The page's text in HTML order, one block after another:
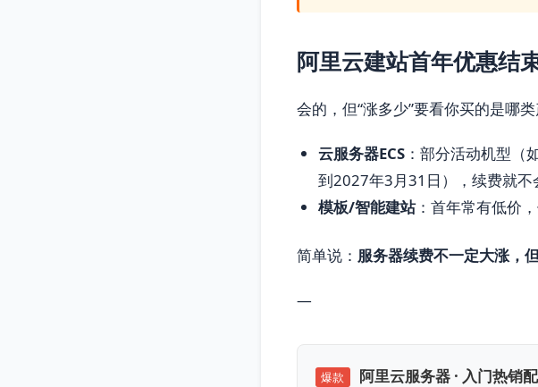
阿里云建站首年优惠结
会的，但“涨多少”要看你买的是哪类
云服务器ECS ：部分活动机型（
到2027年3月31日），续费就不
模板/智能建站：首年常有低价
简单说： 服务器续费不一定大涨，
—
爆款 阿里云服务器 · 入门热销